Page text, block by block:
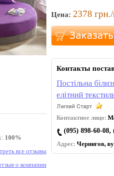
100%
все отзывы
о компании
Цена: 2378
Контакты
Постільна
елітний
Контактное лицо:
(095) 898-60-08,
Адрес: Чернигов,